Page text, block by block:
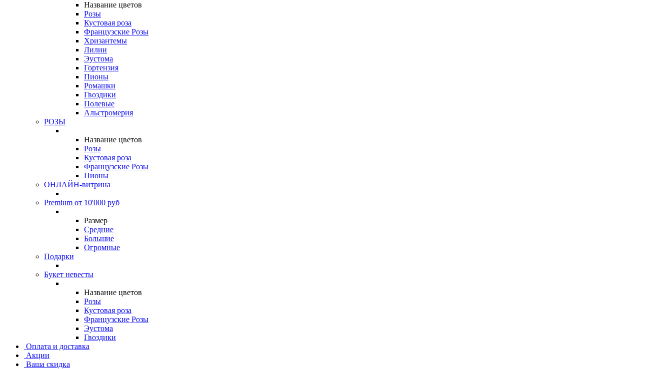
Название цветов
Розы
Кустовая роза
Французские Розы
Хризантемы
Лилии
Эустома
Гортензия
Пионы
Ромашки
Гвоздики
Полевые
Альстромерия
РОЗЫ
Название цветов
Розы
Кустовая роза
Французские Розы
Пионы
ОНЛАЙН-витрина
Premium от 10'000 руб
Размер
Средние
Большие
Огромные
Подарки
Букет невесты
Название цветов
Розы
Кустовая роза
Французские Розы
Эустома
Гвоздики
Оплата и доставка
Акции
Ваша скидка